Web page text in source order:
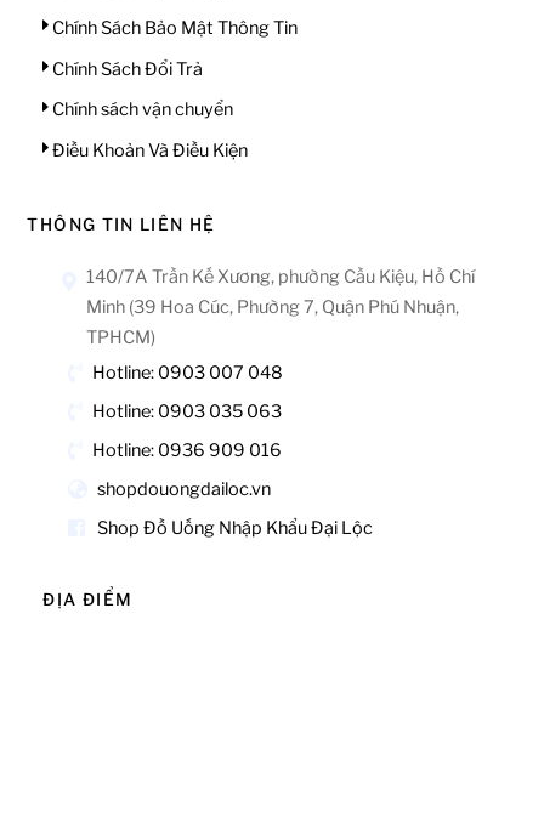
Chính Sách Bảo Mật Thông Tin
Chính Sách Đổi Trả
Chính sách vận chuyển
Điều Khoản Và Điều Kiện
THÔNG TIN LIÊN HỆ
140/7A Trần Kế Xương, phường Cầu Kiệu, Hồ Chí
Minh (39 Hoa Cúc, Phường 7, Quận Phú Nhuận,
TPHCM)
Hotline: 0903 007 048
Hotline: 0903 035 063
Hotline: 0936 909 016
shopdouongdailoc.vn
Shop Đồ Uống Nhập Khẩu Đại Lộc
ĐỊA ĐIỂM